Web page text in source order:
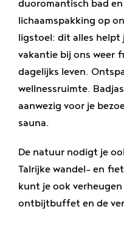
duoromantisch bad
lichaamspakking op
ligstoel: dit alles helpt
vakantie bij ons weer
dagelijks leven.
wellnessruimte.
aanwezig voor je
sauna.
De natuur nodigt je
Talrijke wandel- en
kunt je ook
ontbijtbuffet en de